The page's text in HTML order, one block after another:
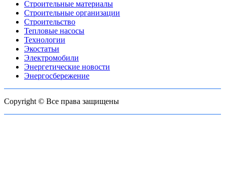
Строительные материалы
Строительные организации
Строительство
Тепловые насосы
Технологии
Экостатьи
Электромобили
Энергетические новости
Энергосбережение
Copyright © Все права защищены